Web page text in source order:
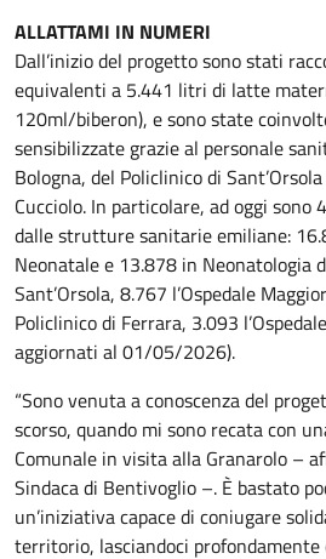
ALLATTAMI IN NUMERI
Dall’inizio del progetto sono stati
equivalenti a 5.441 litri di latte
120ml/biberon), e sono state
sensibilizzate grazie al personale
Bologna, del Policlinico di
Cucciolo. In particolare, ad oggi
dalle strutture sanitarie emiliane:
Neonatale e 13.878 in Neonatologia
Sant’Orsola, 8.767 l’Ospedale
Policlinico di Ferrara, 3.093
aggiornati al 01/05/2026).
“Sono venuta a conoscenza del
scorso, quando mi sono recata con
Comunale in visita alla Granarolo –
Sindaca di Bentivoglio –. È bastato
un’iniziativa capace di coniugare
territorio, lasciandoci profondamente